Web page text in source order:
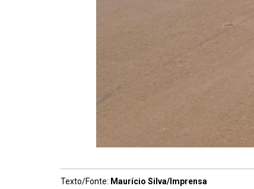
Texto/Fonte: Maurício Silva/Imprensa